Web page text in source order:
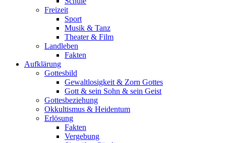
Freizeit
Sport
Musik & Tanz
Theater & Film
Landleben
Fakten
Aufklärung
Gottesbild
Gewaltlosigkeit & Zorn Gottes
Gott & sein Sohn & sein Geist
Gottesbeziehung
Okkultismus & Heidentum
Erlösung
Fakten
Vergebung